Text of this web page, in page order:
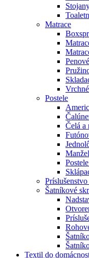
Matrace
Postele
Čelá a
Šatníkové
Textil do